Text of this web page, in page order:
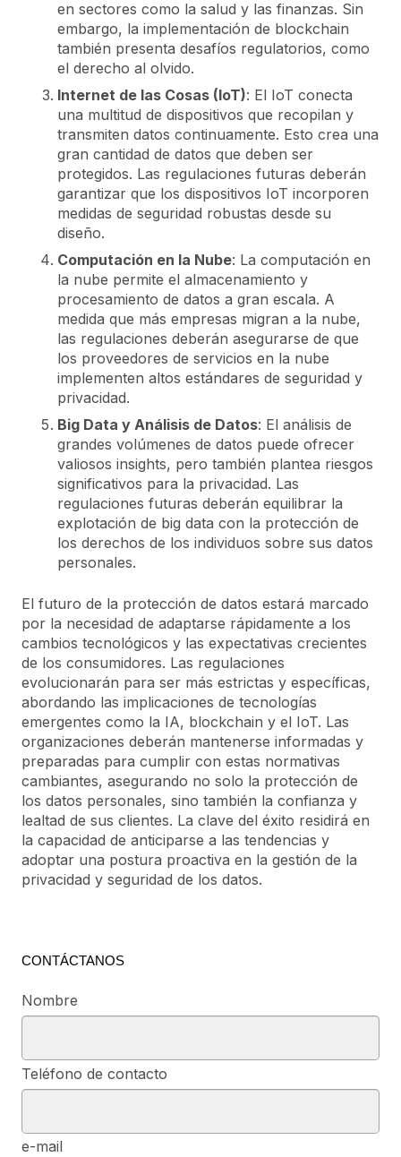
en sectores como la salud y las finanzas. Sin
embargo, la implementación de blockchain
también presenta desafíos regulatorios, como
el derecho al olvido.
Internet de las Cosas (IoT): El IoT conecta
una multitud de dispositivos que recopilan y
transmiten datos continuamente. Esto crea una
gran cantidad de datos que deben ser
protegidos. Las regulaciones futuras deberán
garantizar que los dispositivos IoT incorporen
medidas de seguridad robustas desde su
diseño.
Computación en la Nube: La computación en
la nube permite el almacenamiento y
procesamiento de datos a gran escala. A
medida que más empresas migran a la nube,
las regulaciones deberán asegurarse de que
los proveedores de servicios en la nube
implementen altos estándares de seguridad y
privacidad.
Big Data y Análisis de Datos: El análisis de
grandes volúmenes de datos puede ofrecer
valiosos insights, pero también plantea riesgos
significativos para la privacidad. Las
regulaciones futuras deberán equilibrar la
explotación de big data con la protección de
los derechos de los individuos sobre sus datos
personales.
El futuro de la protección de datos estará marcado
por la necesidad de adaptarse rápidamente a los
cambios tecnológicos y las expectativas crecientes
de los consumidores. Las regulaciones
evolucionarán para ser más estrictas y específicas,
abordando las implicaciones de tecnologías
emergentes como la IA, blockchain y el IoT. Las
organizaciones deberán mantenerse informadas y
preparadas para cumplir con estas normativas
cambiantes, asegurando no solo la protección de
los datos personales, sino también la confianza y
lealtad de sus clientes. La clave del éxito residirá en
la capacidad de anticiparse a las tendencias y
adoptar una postura proactiva en la gestión de la
privacidad y seguridad de los datos.
CONTÁCTANOS
Nombre
Teléfono de contacto
e-mail